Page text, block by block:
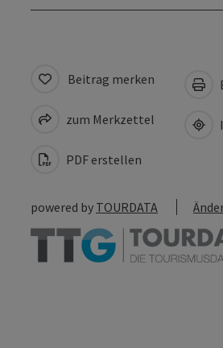
Beitrag merken
zum Merkzettel
PDF erstellen
powered by TOURDATA